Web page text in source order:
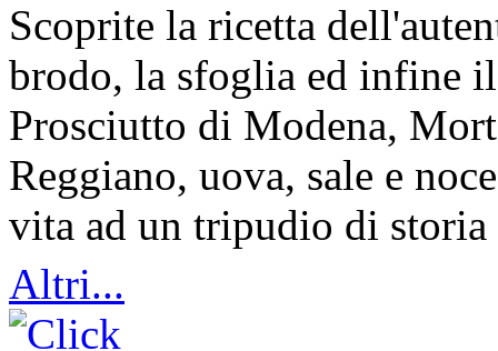
Scoprite la ricetta
brodo, la sfoglia ed infine
Prosciutto di Modena,
Reggiano, uova, sale e
vita ad un tripudio di storia
Altri...